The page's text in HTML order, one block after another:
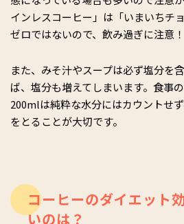
インレスコーヒー」は「いまいちチ
ゼロではないので、飲み過ぎに注意！
また、みそ汁やスープは必ず塩分を
ば、塩分も増えてしまいます。食事
200mlは純粋な水分にはカウントせ
をとることが大切です。
コーヒーのダイエット
いのは？